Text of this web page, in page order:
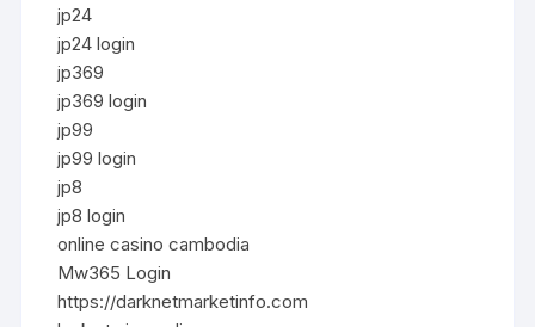
jp24
jp24 login
jp369
jp369 login
jp99
jp99 login
jp8
jp8 login
online casino cambodia
Mw365 Login
https://darknetmarketinfo.com